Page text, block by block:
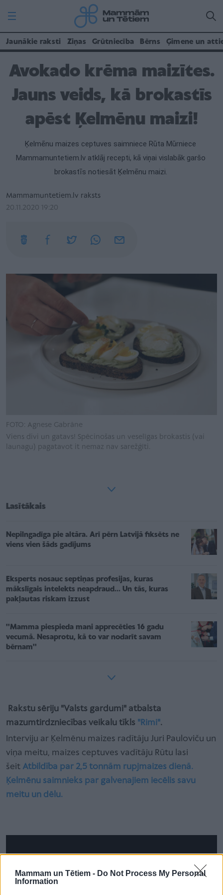
Mammam un Tētiem - Do Not Process My Personal
Information
Jaunākie raksti Ziņas Grūtniecība Bērns Ģimene un
Avokado krēma maizītes.
Jauns veids, kā brokastīs
apēst Ķelmēnu maizi!
Ķelmēnu maizes ceptuves saimniece Rūta Mūrniece
Mammamuntetiem.lv atklāj recepti, kā viņai vislabāk garšo
brokastīs notiesāt Ķelmēnu maizi.
Mammamuntetiem.lv raksts
20.11.2020 19:20
FOTO: Agnese Gabrāne
Viens divi un gatavs! Spēcinošas un veselīgas brokastis (vai
launagu) pagatavot it nemaz nav sarežģīti.
Lasītākais
Nepilngadīga pie altāra. Arī pērn Latvijā fiksēts ne
viens vien šāds gadījums
Eksperts nosauc septiņas profesijas, kuras
mākslīgais intelekts neapdraud... Un tās, kuras
pakļautas riskam izzust
''Mamma piespieda mani apprecēties 16 gadu
vecumā. Nesaprotu, kā to var nodarīt savam
bērnam''
Rakstu sēriju "Valsts gardumi" atbalsta
mazumtirdzniecības veikalu tīkls "Rimi".
Interviju ar Ķelmēnu maizes radītāju Juri Pauloviču un
viņa meitu, maizes ceptuves vadītāju Rūtu lasi
šeit Atbildība par 2,5 tonnām rupjmaizes dienā.
Ķelmēnu saimnieks par galvenajiem iecēlis savu
meitu un dēlu.